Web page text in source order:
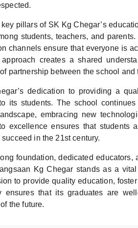
pillars of SK Kg Chegar’s
students, teachers, and
channels ensure that everyone is
approach creates a shared
partnership between the school and
dedication to providing a
its students. The school
embracing new
excellence ensures that students
in the 21st century.
foundation, dedicated
Kg Chegar stands as a
to provide quality education,
ensures that its graduates are
the future.